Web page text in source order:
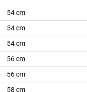
54 cm
54 cm
54 cm
56 cm
56 cm
58 cm